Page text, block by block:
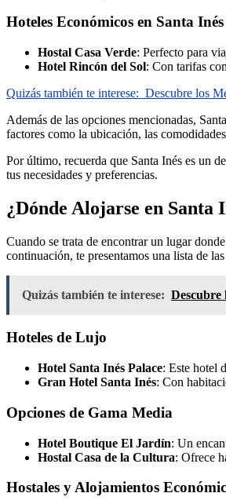
Hoteles Económicos en Santa Inés
Hostal Casa Verde: Perfecto para
Hotel Rincón del Sol: Con tarifas
Quizás también te interese: Descubre los
Además de las opciones mencionadas,
factores como la ubicación, las
Por último, recuerda que Santa Inés es un
tus necesidades y preferencias.
¿Dónde Alojarse en Santa
Cuando se trata de encontrar un lugar
continuación, te presentamos una lista de
Quizás también te interese: Descubre
Hoteles de Lujo
Hotel Santa Inés Palace: Este hotel
Gran Hotel Santa Inés: Con
Opciones de Gama Media
Hotel Boutique El Jardín: Un
Hostal Casa de la Cultura: Ofrece
Hostales y Alojamientos